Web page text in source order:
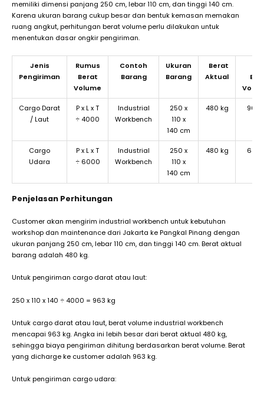
memiliki dimensi panjang 250 cm, lebar 110 cm, dan tinggi 140 cm.
Karena ukuran barang cukup besar dan bentuk kemasan memakan
ruang angkut, perhitungan berat volume perlu dilakukan untuk
menentukan dasar ongkir pengiriman.
Jenis
Pengiriman
Rumus
Berat
Volume
Contoh
Barang
Ukuran
Barang
Berat
Aktual
Cargo Darat
/ Laut
P x L x T
÷ 4000
Industrial
Workbench
250 x
110 x
140 cm
480 kg 963
Cargo
Udara
P x L x T
÷ 6000
Industrial
Workbench
250 x
110 x
140 cm
480 kg 642
Penjelasan Perhitungan
Customer akan mengirim industrial workbench untuk kebutuhan
workshop dan maintenance dari Jakarta ke Pangkal Pinang dengan
ukuran panjang 250 cm, lebar 110 cm, dan tinggi 140 cm. Berat aktual
barang adalah 480 kg.
Untuk pengiriman cargo darat atau laut:
250 x 110 x 140 ÷ 4000 = 963 kg
Untuk cargo darat atau laut, berat volume industrial workbench
mencapai 963 kg. Angka ini lebih besar dari berat aktual 480 kg,
sehingga biaya pengiriman dihitung berdasarkan berat volume. Berat
yang dicharge ke customer adalah 963 kg.
Untuk pengiriman cargo udara: